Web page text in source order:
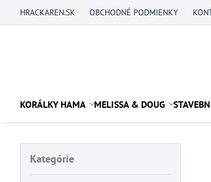
HRACKAREN.SK OBCHODNÉ PODMIENKY
KORÁLKY HAMA MELISSA & DOUG
Kategórie